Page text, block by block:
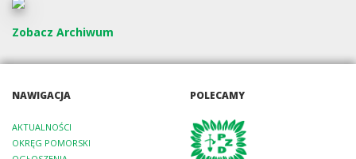
Zobacz Archiwum
NAWIGACJA
AKTUALNOŚCI
OKRĘG POMORSKI
POLECAMY